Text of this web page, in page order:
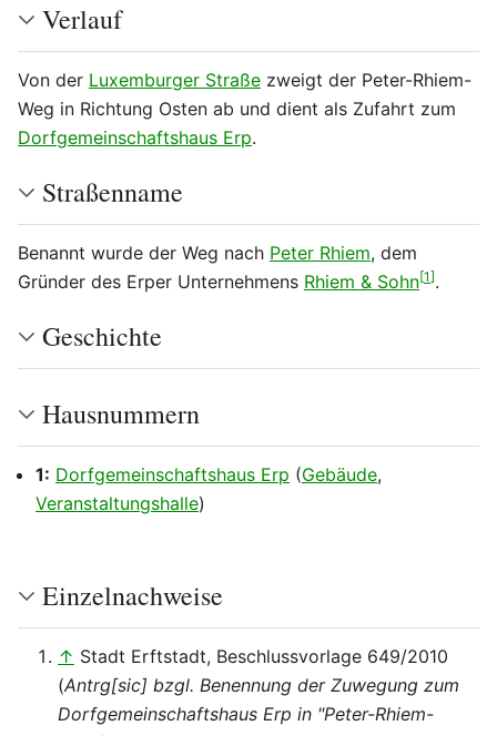
Verlauf
Von der Luxemburger Straße zweigt der Peter-Rhiem-
Weg in Richtung Osten ab und dient als Zufahrt zum
Dorfgemeinschaftshaus Erp.
Straßenname
Benannt wurde der Weg nach Peter Rhiem, dem
Gründer des Erper Unternehmens Rhiem & Sohn[1].
Geschichte
Hausnummern
1: Dorfgemeinschaftshaus Erp (Gebäude,
Veranstaltungshalle)
Einzelnachweise
↑ Stadt Erftstadt, Beschlussvorlage 649/2010
(Antrg[sic] bzgl. Benennung der Zuwegung zum
Dorfgemeinschaftshaus Erp in "Peter-Rhiem-